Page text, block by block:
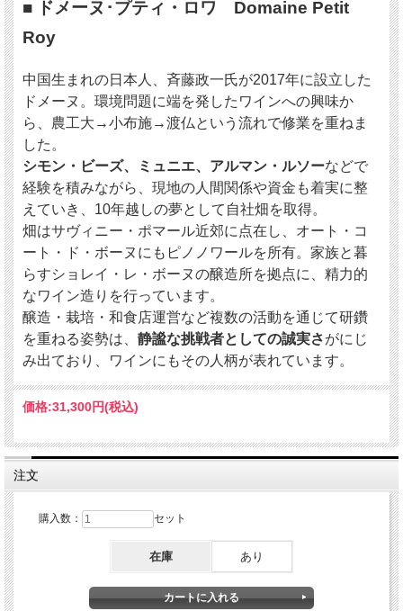
シャルドネの表現力と、ブルゴーニュの“懐の深さ”を改めて体験できるセットで
各ワインの詳細
① Gilles & Catherine Verge / VdF Blanc "L'Écart"（lot0205）
生産者：ジル・エ・カトリーヌ・ヴェルジェ
産地：フランス ブルゴーニュ マコネ地区
2002年に収穫されたCoteaux des Quartsの畑のシャルドネ。AOPが通らなかった
ため、ワイン名は“L’Écart”に。
舌先にピリっとした刺激を感じるほどの爽やかな酸がワイン全体を支配しており、
食欲をそそる味わいです。瓶詰は2005年。
酸化的熟成のニュアンスと、驚くほどピュアな飲み口が共存する1本です。
② Chantrêves / Bourgogne Blanc 2022
生産者：シャントレーヴ
産地：フランス ブルゴーニュ オート・コート・ド・ボーヌ
2022年は自社畑スタート元年。野生酵母による発酵、樽熟成を経て、ミネラル感
と果実味のバランスが秀逸な仕上がりに。
軽快ながらふくよかで、若くから楽しめるスタイル。ピュアで洗練された味わいで
す。
③ Petit Roy / Saint Romain Blanc "En Chevrot" 2021
生産者：プティ・ロワ
産地：フランス ブルゴーニュ サン・ロマン村（アン・シュヴロ区画）
粘土石灰質の冷涼な高地畑から収穫されたシャルドネを、古樽で発酵・熟成後、ス
緑がかった金色の外観。黄リンゴやハッサク、カリン、フローラルな香り。
綺麗で上品な酸とじわっと広がるエキス感が、しっかりとしたボディに溶け込みま
す。
■ ドメーヌ･プティ・ロワ Domaine Petit
Roy
中国生まれの日本人、斉藤政一氏が2017年に設立した
ドメーヌ。環境問題に端を発したワインへの興味か
ら、農工大→小布施→渡仏という流れで修業を重ねま
した。
シモン・ビーズ、ミュニエ、アルマン・ルソーなどで
経験を積みながら、現地の人間関係や資金も着実に整
えていき、10年越しの夢として自社畑を取得。
畑はサヴィニー・ポマール近郊に点在し、オート・コ
ート・ド・ボーヌにもピノノワールを所有。家族と暮
らすショレイ・レ・ボーヌの醸造所を拠点に、精力的
なワイン造りを行っています。
醸造・栽培・和食店運営など複数の活動を通じて研鑽
を重ねる姿勢は、 静謐な挑戦者としての誠実さがにじ
み出ており、ワインにもその人柄が表れています。
価格:31,300円(税込)
注文
購入数： セット
在庫 あり